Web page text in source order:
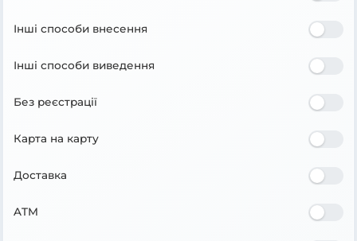
Інші способи внесення
Інші способи виведення
Без реєстрації
Карта на карту
Доставка
ATM